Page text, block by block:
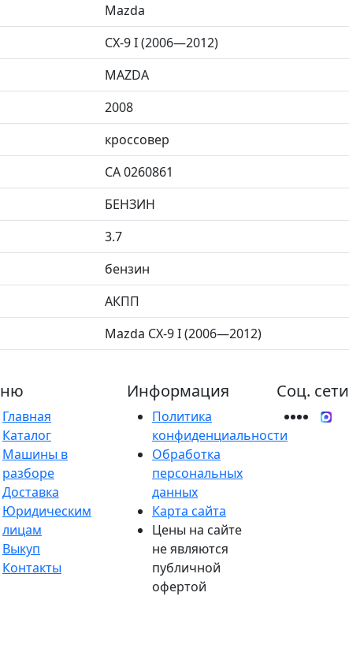
Mazda
CX-9 I (2006—2012)
MAZDA
2008
кроссовер
CA 0260861
БЕНЗИН
3.7
бензин
АКПП
Mazda CX-9 I (2006—2012)
Главная
Каталог
Машины в
разборе
Доставка
Юридическим
лицам
Выкуп
Контакты
Информация
Политика
конфиденциальности
Обработка
персональных
данных
Карта сайта
Цены на сайте
не являются
публичной
офертой
Соц. сети